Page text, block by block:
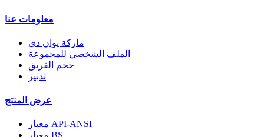
معلومات عنا
ماركة يوان دي
الملف الشخصي للمجموعة
حجم الفريق
تدبير
عرض المنتج
معيار API-ANSI
معيار BS